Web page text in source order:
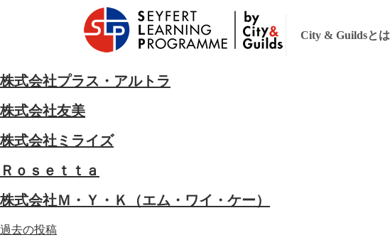
City & Guildsとは
株式会社プラス・アルトラ
株式会社友美
株式会社ミライズ
Ｒｏｓｅｔｔａ
株式会社Ｍ・Ｙ・Ｋ（エム・ワイ・ケー）
投
過去の投稿